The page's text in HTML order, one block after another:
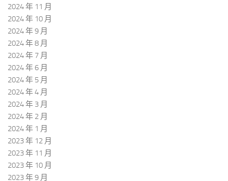
2024 年 11 月
2024 年 10 月
2024 年 9 月
2024 年 8 月
2024 年 7 月
2024 年 6 月
2024 年 5 月
2024 年 4 月
2024 年 3 月
2024 年 2 月
2024 年 1 月
2023 年 12 月
2023 年 11 月
2023 年 10 月
2023 年 9 月